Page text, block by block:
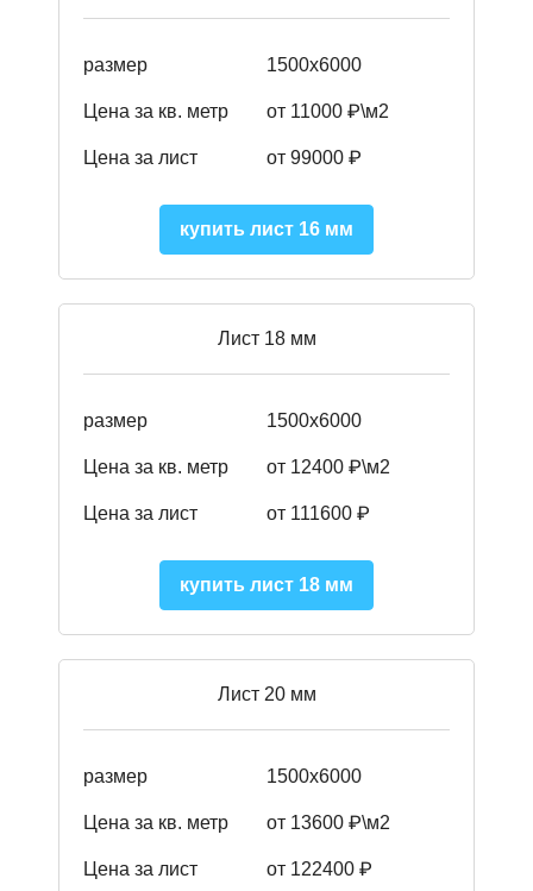
размер 1500х6000
Цена за кв. метр от 11000 ₽\м2
Цена за лист от 99000 ₽
купить лист 16 мм
Лист 18 мм
размер 1500х6000
Цена за кв. метр от 12400 ₽\м2
Цена за лист от 111600 ₽
купить лист 18 мм
Лист 20 мм
размер 1500х6000
Цена за кв. метр от 13600 ₽\м2
Цена за лист от 122400 ₽